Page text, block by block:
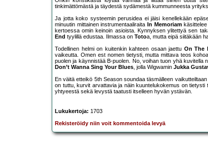
tinkimättömästä ja täydestä sydämestä kummunneesta
Ja jotta koko systeemin perusidea ei jäisi kenellekään
minuutin mittainen instrumentaaliraita In Memoriamkäsittelee
kertoessa omin keinoin asioista. Kynnyksen ylitettyä sen
End tyylillä edustaa. Ilmassa on Totoa, mutta eipä siitäkään
Todellinen helmi on kuitenkin kahteen osaan jaettu On The
vaikeutta. Omen est nomen tietysti, mutta mittava teos
puolen ja käynnistää B-puolen. No, voihan tuon yhä
Don’t Wanna Sing Your Blues, jolla Wigwamin Jukka
En väitä etteikö 5th Season soundaa täsmälleen
on tuttu, kurvit arvattavia ja näin kuuntelukokemus on
yhtyeestä sekä levystä taatusti itselleen hyvän ystävän.
Lukukertoja: 1703
Rekisteröidy niin voit kommentoida levyä